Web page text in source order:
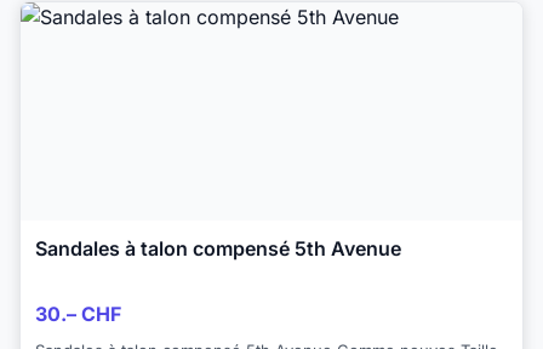
Sandales à talon compensé 5th Avenue
30.– CHF